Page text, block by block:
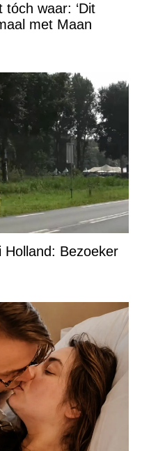
waar: ‘Dit
met Maan
Holland: Bezoeker